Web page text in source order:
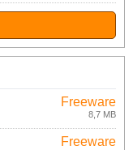
Freeware
8,7 MB
Freeware